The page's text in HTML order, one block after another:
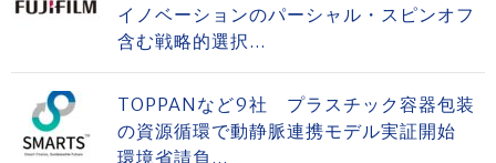
イノベーションのパーシャル・スピンオフ
含む戦略的選択...
TOPPANなど9社 プラスチック容器包装
の資源循環で動静脈連携モデル実証開始
環境省請負...